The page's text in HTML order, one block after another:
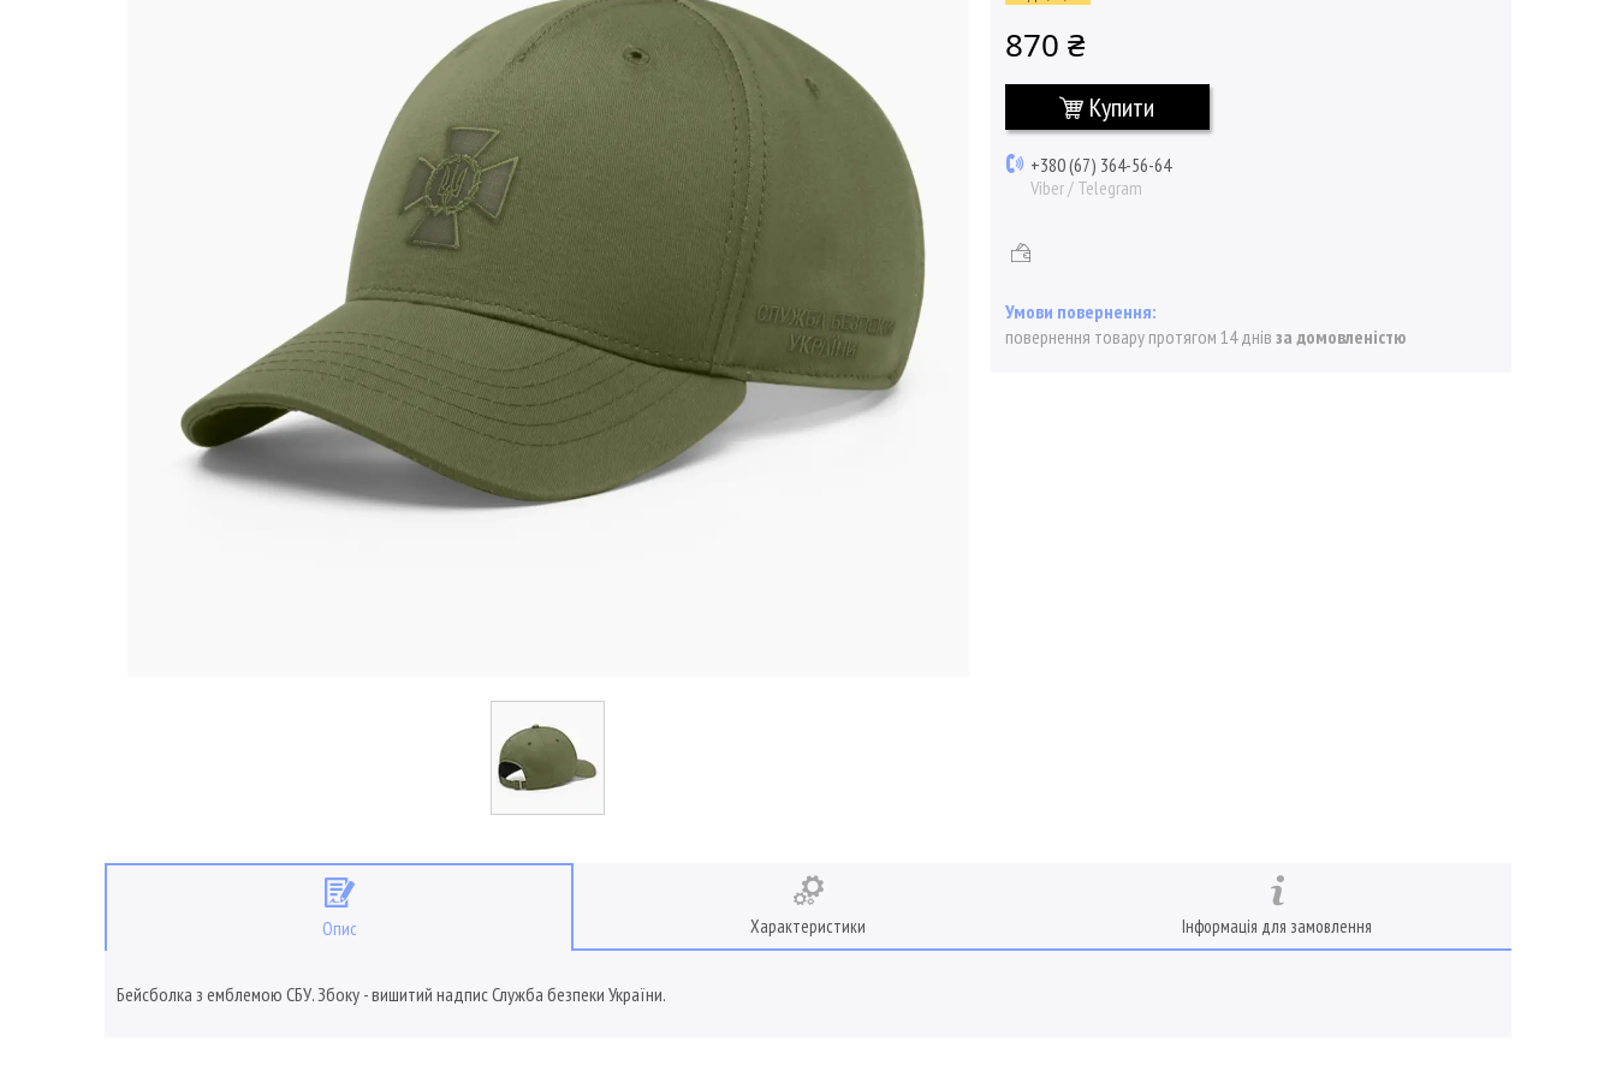
870 ₴
Купити
+380 (67) 364-56-64
Viber / Telegram
повернення товару протягом 14 днів за домовленістю
Опис Характеристики Інформація для замовлення
Бейсболка з емблемою СБУ. Збоку - вишитий надпис Служба безпеки України.